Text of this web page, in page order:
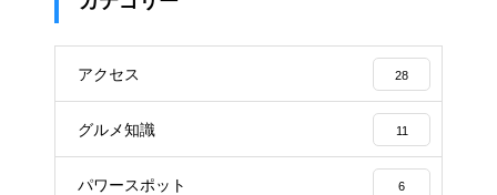
アクセス 28
グルメ知識 11
パワースポット 6